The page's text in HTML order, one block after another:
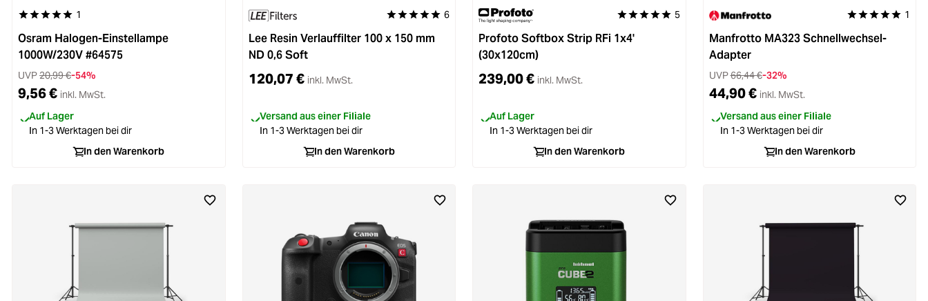
Durchschnittliche Bewertung von 5 von 5 Sternen
1
Osram Halogen-Einstellampe
1000W/230V #64575
UVP20,99 €-54%
9,56 € inkl. MwSt.
Auf Lager
In 1-3 Werktagen bei dir
In den Warenkorb
Durchschnittliche Bewertung von 5 von 5 Sternen
6
Lee Resin Verlauffilter 100 x 150 mm
ND 0,6 Soft
120,07 € inkl. MwSt.
Versand aus einer Filiale
In 1-3 Werktagen bei dir
In den Warenkorb
Durchschnittliche Bewertung von 5 von 5 Sternen
5
Profoto Softbox Strip RFi 1x4'
(30x120cm)
239,00 € inkl. MwSt.
Auf Lager
In 1-3 Werktagen bei dir
In den Warenkorb
Durchschnittliche
1
Manfrotto MA323 Schnellwechsel-
Adapter
UVP66,44 €-32%
44,90 € inkl. MwSt.
Versand aus einer Filiale
In 1-3 Werktagen bei dir
In den Warenkorb